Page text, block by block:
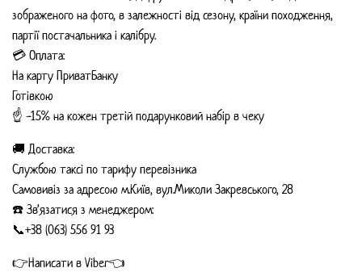
зображеного на фото, в залежності від сезону, країни походження,
партії постачальника і калібру.
💳 Оплата:
На карту ПриватБанку
Готівкою
☝️ -15% на кожен третій подарунковий набір в чеку
🚚 Доставка:
Службою таксі по тарифу перевізника
Самовивіз за адресою м.Київ, вул.Миколи Закревського, 28
☎️ Зв’язатися з менеджером:
📞+38 (063) 556 91 93
👉Написати в Viber👈